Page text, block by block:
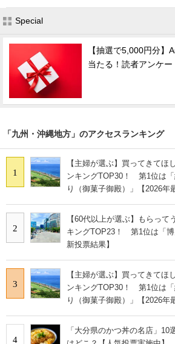
Special
【抽選で5,000円分】
当たる！読者アンケー
「九州・沖縄地方」のアクセスランキング
1
【主婦が選ぶ】買ってきてほ
ンキングTOP30！ 第1位は
り（御菓子御殿）」【2026年
2
【60代以上が選ぶ】もらっ
キングTOP23！ 第1位は「
新投票結果】
3
【主婦が選ぶ】買ってきてほ
ンキングTOP30！ 第1位は
り（御菓子御殿）」【2026年
4
「大分県のかつ丼の名店」